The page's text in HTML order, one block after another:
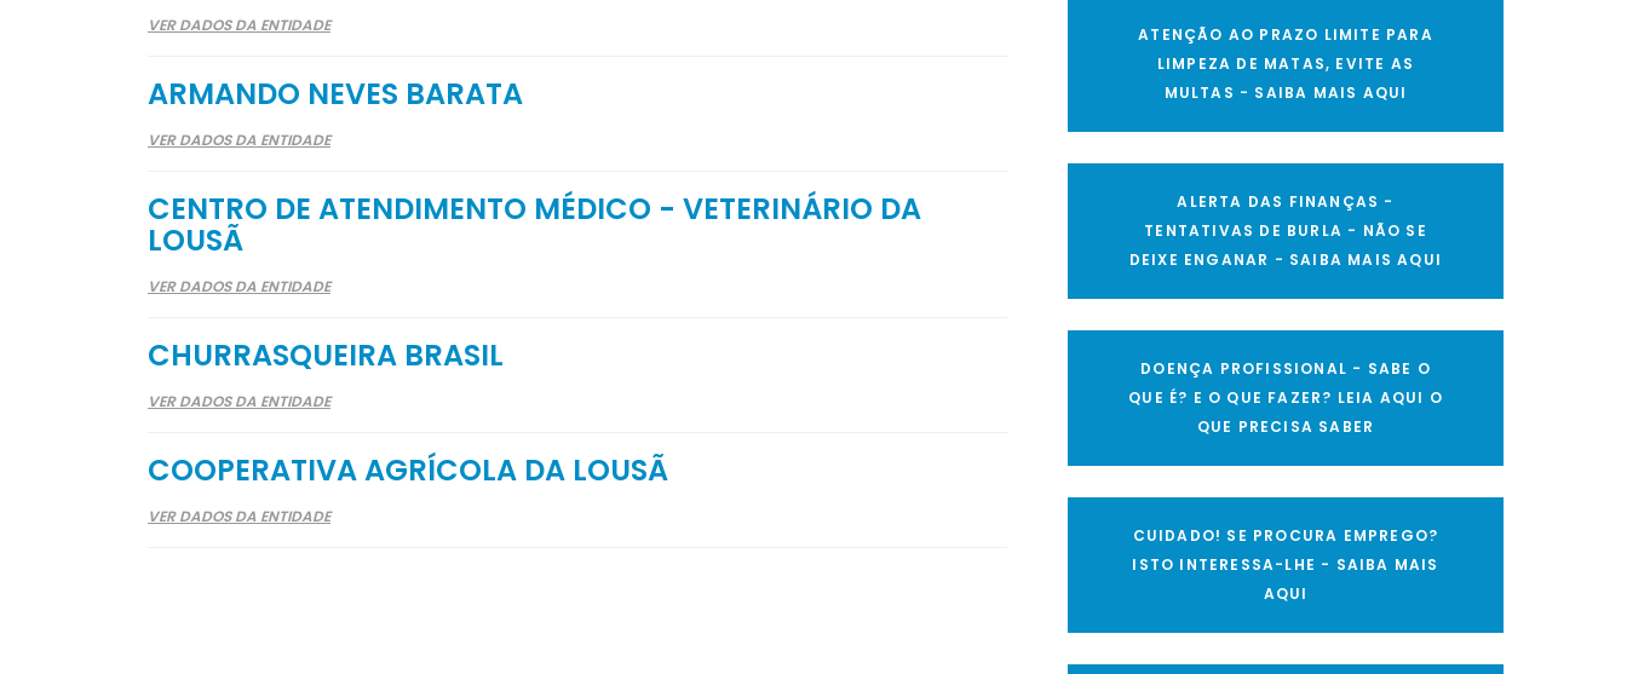
VER DADOS DA ENTIDADE
ARMANDO NEVES BARATA
VER DADOS DA ENTIDADE
CENTRO DE ATENDIMENTO MÉDICO - VETERINÁRIO DA
LOUSÃ
VER DADOS DA ENTIDADE
CHURRASQUEIRA BRASIL
VER DADOS DA ENTIDADE
COOPERATIVA AGRÍCOLA DA LOUSÃ
VER DADOS DA ENTIDADE
ATENÇÃO AO PRAZO LIMITE PARA
LIMPEZA DE MATAS, EVITE AS
MULTAS - SAIBA MAIS AQUI
ALERTA DAS FINANÇAS -
TENTATIVAS DE BURLA - NÃO SE
DEIXE ENGANAR - SAIBA MAIS AQUI
DOENÇA PROFISSIONAL - SABE O
QUE É? E O QUE FAZER? LEIA AQUI O
QUE PRECISA SABER
CUIDADO! SE PROCURA EMPREGO?
ISTO INTERESSA-LHE - SAIBA MAIS
AQUI